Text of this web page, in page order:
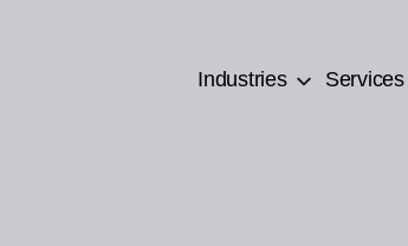
Industries Services